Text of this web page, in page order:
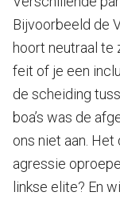
Bijvoorbeeld de
hoort neutraal te
feit of je een
de scheiding
boa’s was de
ons niet aan. Het
agressie
linkse elite? En